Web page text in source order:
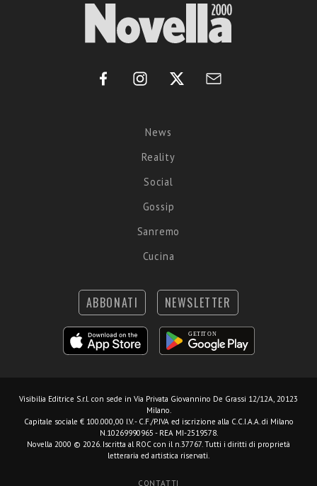
News
Reality
Social
Gossip
Sanremo
Cucina
ABBONATI NEWSLETTER
Visibilia Editrice S.r.l. con sede in Via Privata Giovannino De Grassi 12/12A, 20123
Milano.
Capitale sociale € 100.000,00 I.V. - C.F./P.IVA ed iscrizione alla C.C.I.A.A. di Milano
N.10269990965 - REA MI-2519578.
Novella 2000 © 2026. Iscritta al ROC con il n.37767. Tutti i diritti di proprietà
letteraria ed artistica riservati.
CONTATTI